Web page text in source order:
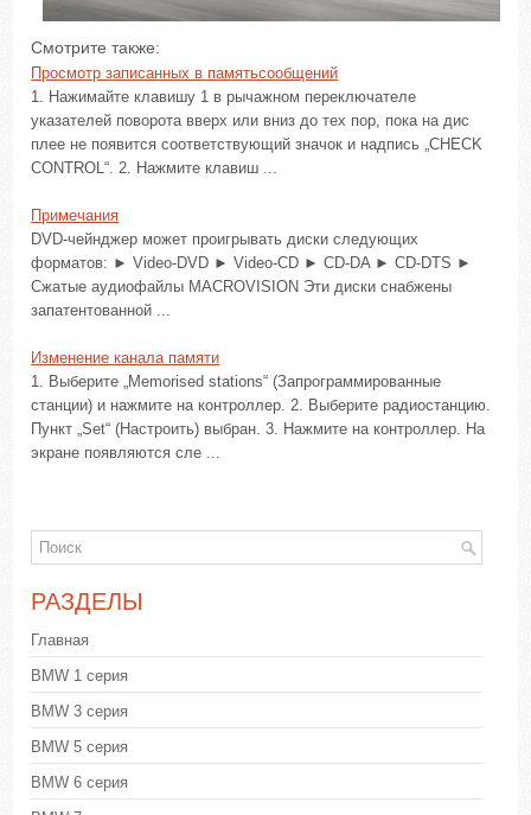
Смотрите также:
Просмотр записанных в памятьсообщений
1. Нажимайте клавишу 1 в рычажном переключателе
указателей поворота вверх или вниз до тех пор, пока на дис
плее не появится соответствующий значок и надпись „CHECK
CONTROL“. 2. Нажмите клавиш ...
Примечания
DVD-чейнджер может проигрывать диски следующих
форматов: ► Video-DVD ► Video-CD ► CD-DA ► CD-DTS ►
Сжатые аудиофайлы MACROVISION Эти диски снабжены
запатентованной ...
Изменение канала памяти
1. Выберите „Memorised stations“ (Запрограммированные
станции) и нажмите на контроллер. 2. Выберите радиостанцию.
Пункт „Set“ (Настроить) выбран. 3. Нажмите на контроллер. На
экране появляются сле ...
РАЗДЕЛЫ
Главная
BMW 1 серия
BMW 3 серия
BMW 5 серия
BMW 6 серия